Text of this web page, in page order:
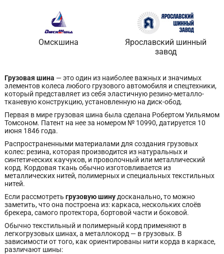
Омскшина
Ярославский шинный
завод
Грузовая шина — это один из наиболее важных и значимых
элементов колеса любого грузового автомобиля и спецтехники,
который представляет из себя эластичную резино-металло-
тканевую конструкцию, установленную на диск-обод.
Первая в мире грузовая шина была сделана Робертом Уильямом
Томсоном. Патент на нее за номером № 10990, датируется 10
июня 1846 года.
Распространенными материалами для создания грузовых
колес: резина, которая производится из натуральных и
синтетических каучуков, и проволочный или металлический
корд. Кордовая ткань обычно изготовливается из
металлических нитей, полимерных и специальных текстильных
нитей.
Если рассмотреть грузовую шину досканально,то можно
заметить, что она построена из: каркаса, нескольких слоёв
брекера, самого протектора, бортовой части и боковой.
Обычно текстильный и полимерный корд применяют в
легкогрузовых шинах, а металлокорд — в грузовых. В
зависимости от того, как ориентированы нити корда в каркасе,
различают шины: